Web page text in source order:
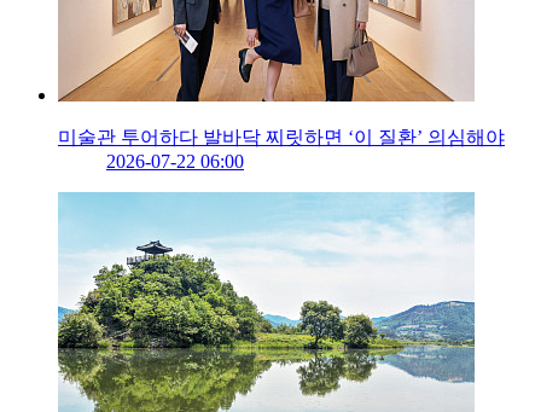
미술관 투어하다 발바닥 찌릿하면 ‘이 질환’ 의심해야
2026-07-22 06:00